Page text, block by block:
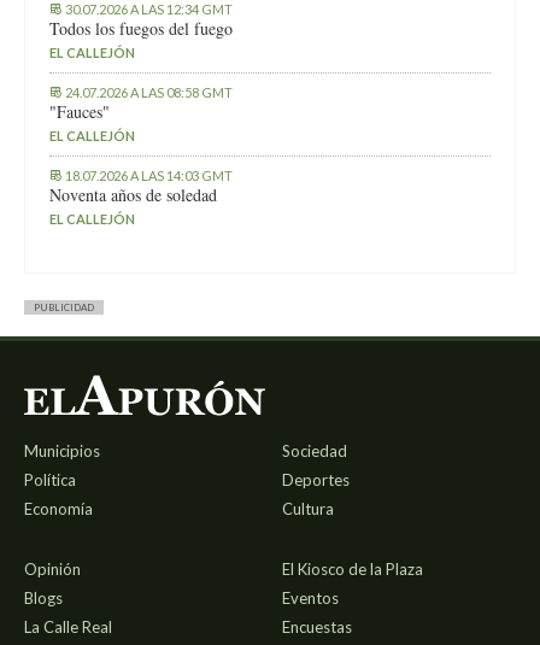
30.07.2026 A LAS 12:34 GMT
Todos los fuegos del fuego
EL CALLEJÓN
24.07.2026 A LAS 08:58 GMT
"Fauces"
EL CALLEJÓN
18.07.2026 A LAS 14:03 GMT
Noventa años de soledad
EL CALLEJÓN
PUBLICIDAD
Municipios
Política
Economía
Sociedad
Deportes
Cultura
Opinión
Blogs
La Calle Real
El Kiosco de la Plaza
Eventos
Encuestas